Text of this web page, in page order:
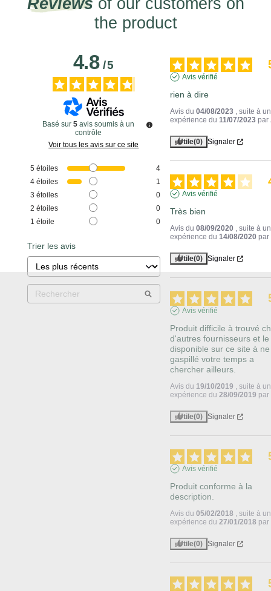
the product
4.8/5
Basé sur 5 avis soumis à un
contrôle
Voir tous les avis sur ce site
5 étoiles
4
4 étoiles
1
3 étoiles
0
2 étoiles
0
1 étoile 0
Trier les avis
Avis vérifié
rien à dire
Avis du04/08/2023 , suite à
expérience du11/07/2023 par
Utile(0) Signaler
Avis vérifié
Très bien
Avis du08/09/2020 , suite à
expérience du14/08/2020 par
Utile(0) Signaler
Avis vérifié
Produit difficile à trouvé
d'autres fournisseurs et le
disponible sur ce site à
gaspillé votre temps a
chercher ailleurs.
Avis du 19/10/2019 , suite à
expérience du28/09/2019 par
Utile(0) Signaler
Avis vérifié
Produit conforme à la
description.
Avis du05/02/2018 , suite à
expérience du27/01/2018 par
Utile(0) Signaler